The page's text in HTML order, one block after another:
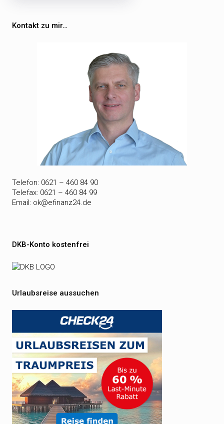
Beitragsnavigation
Kontakt zu mir…
Telefon: 0621 – 460 84 90
Telefax: 0621 – 460 84 99
Email: ok@efinanz24.de
DKB-Konto kostenfrei
Urlaubsreise aussuchen